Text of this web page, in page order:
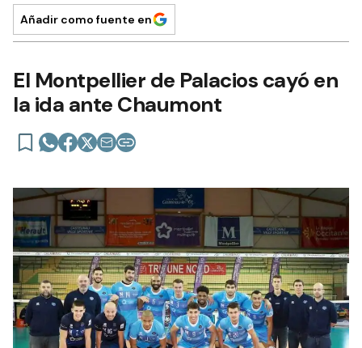
Añadir como fuente en
El Montpellier de Palacios cayó en
la ida ante Chaumont